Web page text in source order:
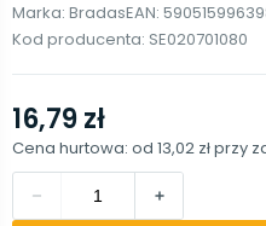
Marka: BradasEAN:
Kod producenta: SE020701080
16,79 zł
Cena hurtowa: od 13,02 złprzy